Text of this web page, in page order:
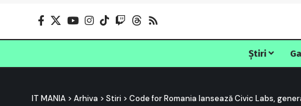
Știri
IT MANIA > Arhiva > Stiri > Code for Romania lansează Civic Labs,